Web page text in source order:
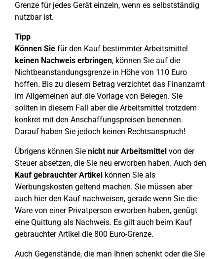
Grenze für jedes Gerät einzeln, wenn es selbstständig
nutzbar ist.
Tipp
Können Sie für den Kauf bestimmter Arbeitsmittel
keinen Nachweis erbringen, können Sie auf die
Nichtbeanstandungsgrenze in Höhe von 110 Euro
hoffen. Bis zu diesem Betrag verzichtet das Finanzamt
im Allgemeinen auf die Vorlage von Belegen. Sie
sollten in diesem Fall aber die Arbeitsmittel trotzdem
konkret mit den Anschaffungspreisen benennen.
Darauf haben Sie jedoch keinen Rechtsanspruch!
Übrigens können Sie nicht nur Arbeitsmittel von der
Steuer absetzen, die Sie neu erworben haben. Auch den
Kauf gebrauchter Artikel können Sie als
Werbungskosten geltend machen. Sie müssen aber
auch hier den Kauf nachweisen, gerade wenn Sie die
Ware von einer Privatperson erworben haben, genügt
eine Quittung als Nachweis. Es gilt auch beim Kauf
gebrauchter Artikel die 800 Euro-Grenze.
Auch Gegenstände, die man Ihnen schenkt oder die Sie